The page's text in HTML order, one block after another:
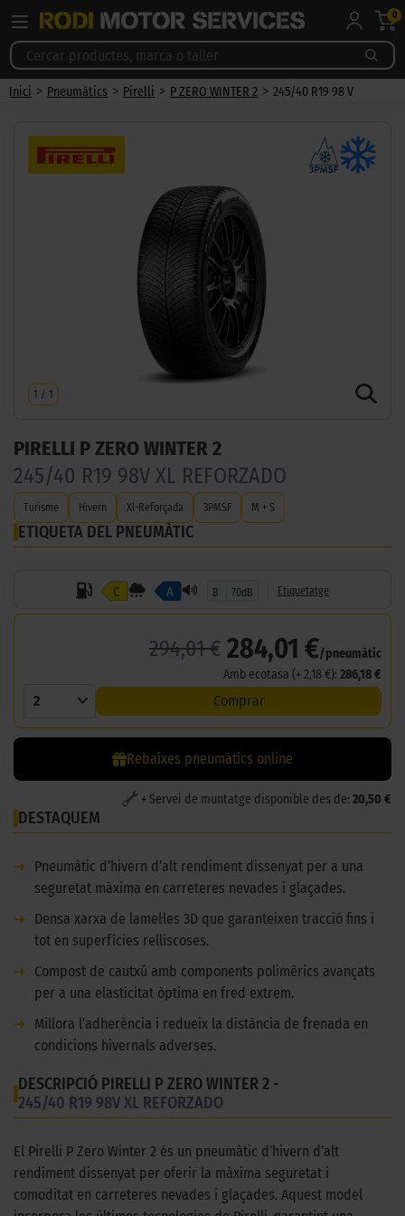
0
Inici > Pneumàtics > Pirelli > P ZERO WINTER 2 > 245/40 R19 98 V
1 / 1
PIRELLI P ZERO WINTER 2
245/40 R19 98V XL REFORZADO
Turisme Hivern Xl-Reforçada 3PMSF M + S
ETIQUETA DEL PNEUMÀTIC
C A B 70dB Etiquetatge
294,01 € 284,01 €/pneumàtic
Amb ecotasa (+ 2,18 €): 286,18 €
2 Comprar
Rebaixes pneumàtics online
+ Servei de muntatge disponible des de: 20,50 €
DESTAQUEM
➜
Pneumàtic d’hivern d’alt rendiment dissenyat per a una
seguretat màxima en carreteres nevades i glaçades.
➜
Densa xarxa de lamel·les 3D que garanteixen tracció fins i
tot en superfícies relliscoses.
➜
Compost de cautxú amb components polimèrics avançats
per a una elasticitat òptima en fred extrem.
➜
Millora l’adherència i redueix la distància de frenada en
condicions hivernals adverses.
DESCRIPCIÓ PIRELLI P ZERO WINTER 2 -
245/40 R19 98V XL REFORZADO
El Pirelli P Zero Winter 2 és un pneumàtic d’hivern d’alt
rendiment dissenyat per oferir la màxima seguretat i
comoditat en carreteres nevades i glaçades. Aquest model